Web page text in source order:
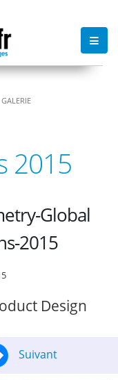
GALERIE
2015
Global
2015
Design
Suivant